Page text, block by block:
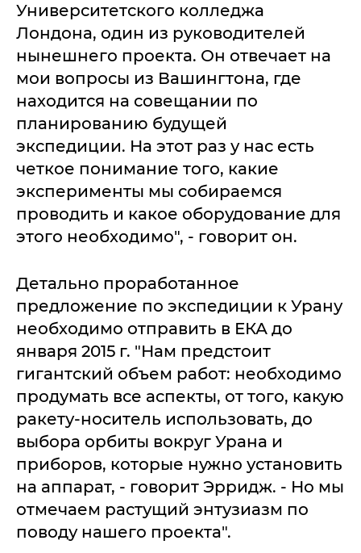
Университетского колледжа
Лондона, один из руководителей
нынешнего проекта. Он отвечает на
мои вопросы из Вашингтона, где
находится на совещании по
планированию будущей
экспедиции. На этот раз у нас есть
четкое понимание того, какие
эксперименты мы собираемся
проводить и какое оборудование для
этого необходимо", - говорит он.
Детально проработанное
предложение по экспедиции к Урану
необходимо отправить в ЕКА до
января 2015 г. "Нам предстоит
гигантский объем работ: необходимо
продумать все аспекты, от того, какую
ракету-носитель использовать, до
выбора орбиты вокруг Урана и
приборов, которые нужно установить
на аппарат, - говорит Эрридж. - Но мы
отмечаем растущий энтузиазм по
поводу нашего проекта".